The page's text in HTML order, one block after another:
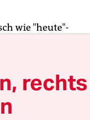
wie "heute"-
im
an Seibert.
rechts